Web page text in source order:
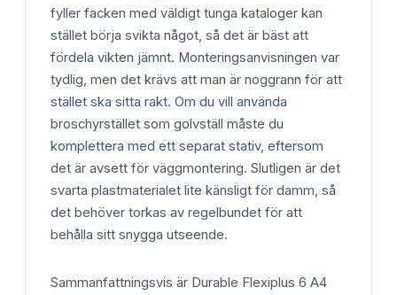
fyller facken med väldigt tunga kataloger kan
stället börja svikta något, så det är bäst att
fördela vikten jämnt. Monteringsanvisningen var
tydlig, men det krävs att man är noggrann för att
stället ska sitta rakt. Om du vill använda
broschyrstället som golvställ måste du
komplettera med ett separat stativ, eftersom
det är avsett för väggmontering. Slutligen är det
svarta plastmaterialet lite känsligt för damm, så
det behöver torkas av regelbundet för att
behålla sitt snygga utseende.
Sammanfattningsvis är Durable Flexiplus 6 A4